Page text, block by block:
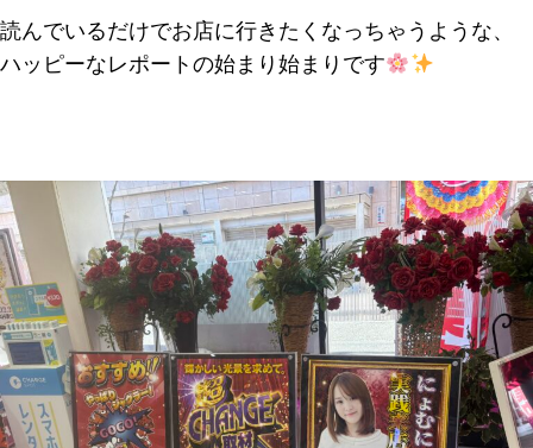
読んでいるだけでお店に行きたくなっちゃうような、
ハッピーなレポートの始まり始まりです